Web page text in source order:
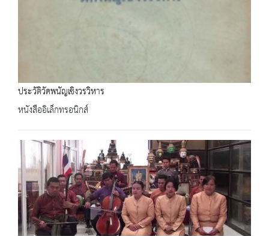
ประวัติวัดพนัญเชิงวรวิหาร
หนังสืออิเล็กทรอนิกส์